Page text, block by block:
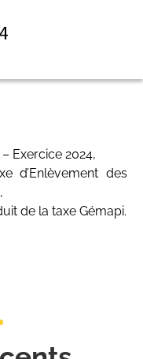
Exercice 2024,
d’Enlèvement des
de la taxe Gémapi.